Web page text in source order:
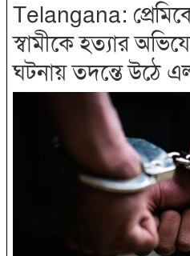
Telangana:
স্বামীকে হত্যার
ঘটনায় তদন্তে উঠে